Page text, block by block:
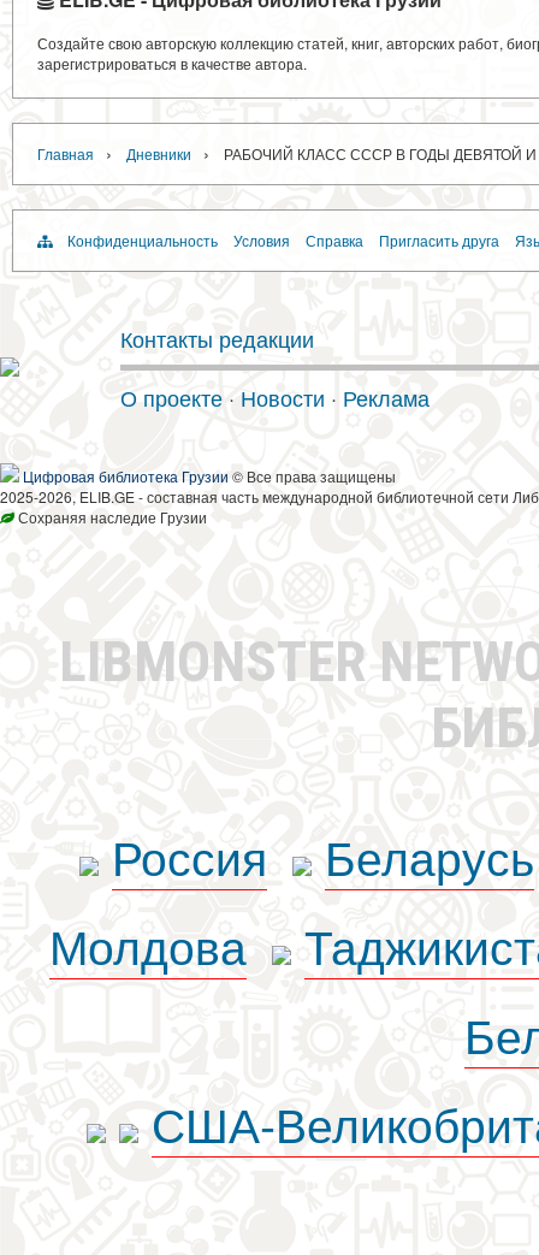
Создайте свою авторскую коллекцию статей, книг, авторских работ,
зарегистрироваться в качестве автора.
Главная › Дневники › РАБОЧИЙ КЛАСС СССР В ГОДЫ ДЕВЯТОЙ
Конфиденциальность Условия Справка Пригласить друга
Контакты редакции
О проекте · Новости · Реклама
Цифровая библиотека Грузии © Все права защищены
2025-2026, ELIB.GE - составная часть международной библиотечной сети
Сохраняя наследие Грузии
LIBMONSTER
Россия
Беларусь
Молдова
США-